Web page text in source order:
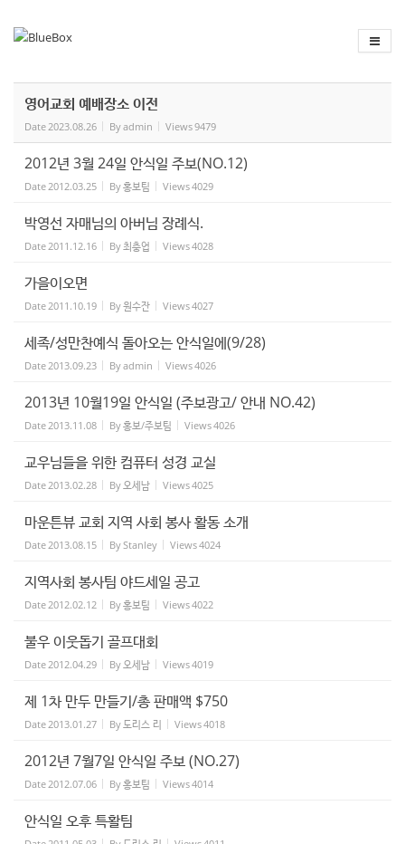
영어교회 예배장소 이전
Date2023.08.26 Byadmin Views9479
2012년 3월 24일 안식일 주보(NO.12)
Date2012.03.25 By홍보팀 Views4029
박영선 자매님의 아버님 장례식.
Date2011.12.16 By최충업 Views4028
가을이오면
Date2011.10.19 By원수잔 Views4027
세족/성만찬예식 돌아오는 안식일에(9/28)
Date2013.09.23 Byadmin Views4026
2013년 10월19일 안식일 (주보광고/ 안내 NO.42)
Date2013.11.08 By홍보/주보팀 Views4026
교우님들을 위한 컴퓨터 성경 교실
Date2013.02.28 By오세남 Views4025
마운튼뷰 교회 지역 사회 봉사 활동 소개
Date2013.08.15 ByStanley Views4024
지역사회 봉사팀 야드세일 공고
Date2012.02.12 By홍보팀 Views4022
불우 이웃돕기 골프대회
Date2012.04.29 By오세남 Views4019
제 1차 만두 만들기/총 판매액 $750
Date2013.01.27 By도리스 리 Views4018
2012년 7월7일 안식일 주보 (NO.27)
Date2012.07.06 By홍보팀 Views4014
안식일 오후 특활팀
스케치북5
스케치북5